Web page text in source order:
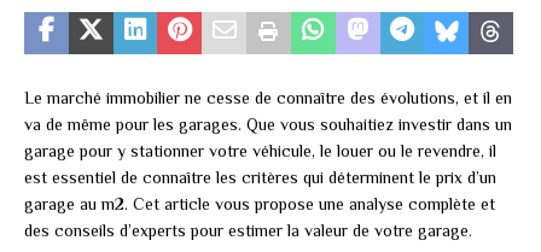
Le marché immobilier ne cesse de connaître des évolutions, et il en
va de même pour les garages. Que vous souhaitiez investir dans un
garage pour y stationner votre véhicule, le louer ou le revendre, il
est essentiel de connaître les critères qui déterminent le prix d’un
garage au m2. Cet article vous propose une analyse complète et
des conseils d’experts pour estimer la valeur de votre garage.